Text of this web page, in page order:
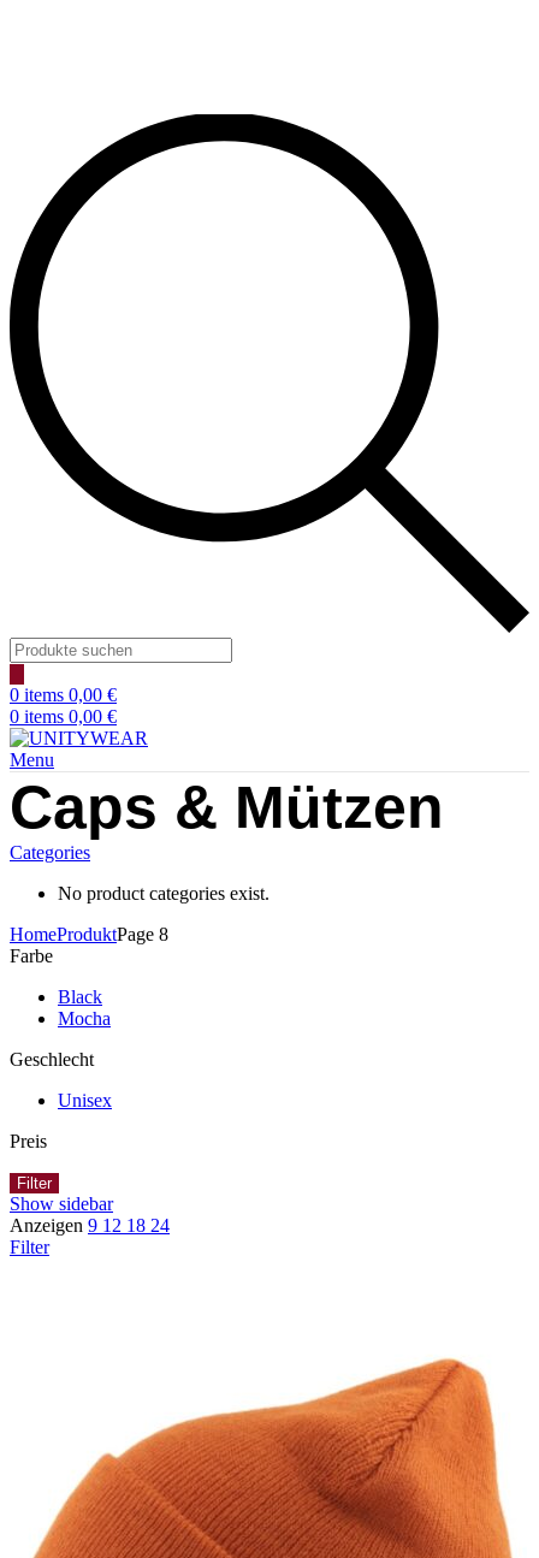
Products
search
0 items 0,00 €
0 items 0,00 €
Menu
Caps & Mützen
Categories
No product categories exist.
HomeProduktPage 8
Farbe
Black
Mocha
Geschlecht
Unisex
Preis
Filter
Show sidebar
Anzeigen 9 12 18 24
Filter